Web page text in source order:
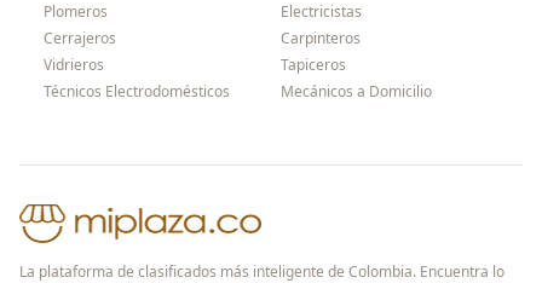
Plomeros
Electricistas
Cerrajeros
Carpinteros
Vidrieros
Tapiceros
Técnicos Electrodomésticos
Mecánicos a Domicilio
La plataforma de clasificados más inteligente de Colombia. Encuentra lo